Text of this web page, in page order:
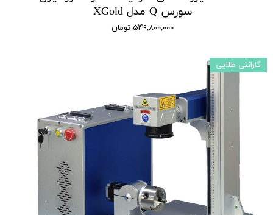
سورس Q مدل XGold
۵۴۹,۸۰۰,۰۰۰ تومان
گارانتی طلایی